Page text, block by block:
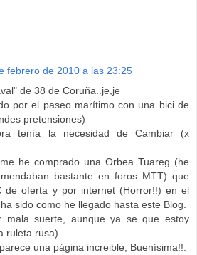
febrero de 2010 a las 23:25
de 38 de Coruña..je,je
por el paseo marítimo con una bici de
pretensiones)
tenía la necesidad de Cambiar (x
he comprado una Orbea Tuareg (he
bastante en foros MTT) que
de oferta y por internet (Horror!!) en el
sido como he llegado hasta este Blog.
mala suerte, aunque ya se que estoy
ruleta rusa)
una página increible, Buenísima!!.